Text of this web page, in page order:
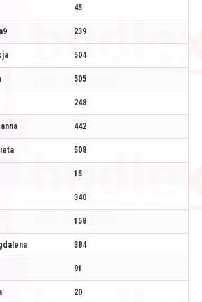
45
239
504
505
248
442
508
15
340
158
384
91
20